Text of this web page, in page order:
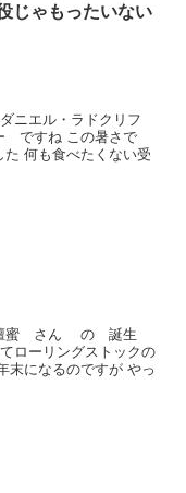
じゃもったいない
ニエル・ラドクリフ
ですね この暑さで
何も食べたくない受
壇蜜 さん の 誕生
ローリングストックの
になるのですが やっ